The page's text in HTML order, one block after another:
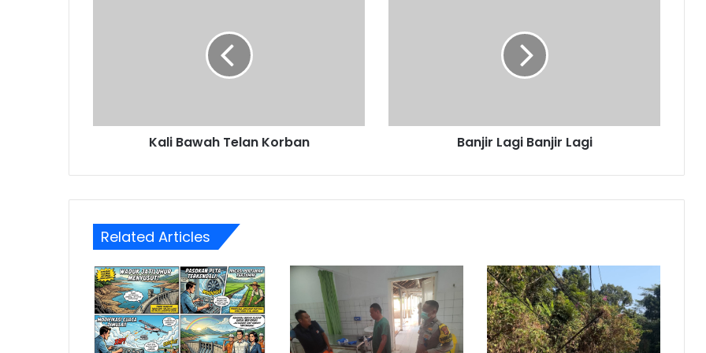
Kali Bawah Telan Korban Banjir Lagi Banjir Lagi
Related Articles